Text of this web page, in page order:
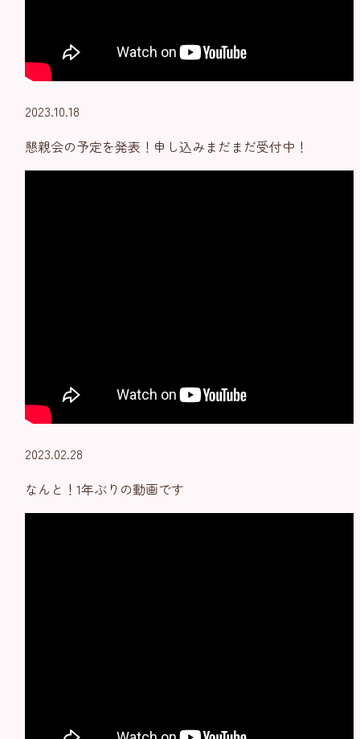
2023.10.18
懇親会の予定を発表！申し込みまだまだ受付中！
2023.02.28
なんと！1年ぶりの動画です